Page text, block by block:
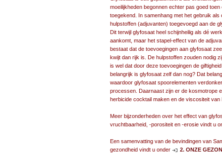
moeilijkheden begonnen echter pas goed
toegekend. In samenhang met het gebruik
hulpstoffen (adjuvanten) toegevoegd aan de
Dit terwijl glyfosaat heel schijnheilig als dé
aankomt, maar het stapel-effect van de
bestaat dat de toevoegingen aan glyfosaat
kwijt dan rijk is. De hulpstoffen zouden nodig
is wel dat door deze toevoegingen de
belangrijk is glyfosaat zelf dan nog? Dat
waardoor glyfosaat spoorelementen
processen. Daarnaast zijn er de kosmotrope
herbicide cocktail maken en de viscositeit van
Meer bijzonderheden over het effect van
vruchtbaarheid, -porositeit en -erosie vindt u
Een samenvatting van de bevindingen van
gezondheid vindt u onder
2. ONZE